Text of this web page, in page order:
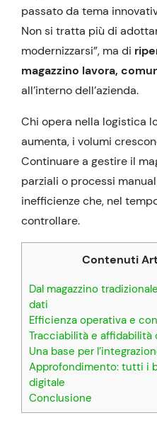
passato da tema
Non si tratta più di
modernizzarsi”, ma di
magazzino lavora,
all’interno dell’azienda.
Chi opera nella logistica
aumenta, i volumi
Continuare a gestire il
parziali o processi
inefficienze che, nel
controllare.
Contenuti
Dal magazzino
dati
Efficienza operativa e
Tracciabilità e affidabilità
Una base per
Approfondimento: tutti i
digitale
Conclusione